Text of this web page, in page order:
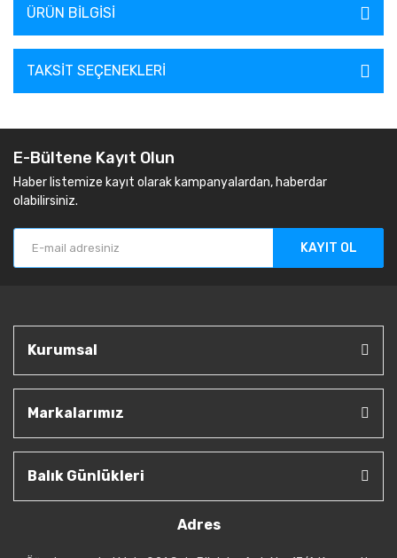
ÜRÜN BILGISI
TAKSIT SEÇENEKLERI
E-Bültene Kayıt Olun
Haber listemize kayıt olarak kampanyalardan, haberdar
olabilirsiniz.
KAYIT OL
Kurumsal
Markalarımız
Balık Günlükleri
Adres